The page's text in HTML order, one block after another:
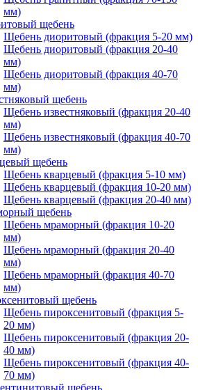
мм)
щебень
Щебень диоритовый (фракция 5-20 мм)
Щебень диоритовый (фракция 20-40
мм)
Щебень диоритовый (фракция 40-70
мм)
щебень
Щебень известняковый (фракция 20-40
мм)
Щебень известняковый (фракция 40-70
мм)
щебень
Щебень кварцевый (фракция 5-10 мм)
Щебень кварцевый (фракция 10-20 мм)
Щебень кварцевый (фракция 20-40 мм)
щебень
Щебень мраморный (фракция 10-20
мм)
Щебень мраморный (фракция 20-40
мм)
Щебень мраморный (фракция 40-70
мм)
щебень
Щебень пироксенитовый (фракция 5-
20 мм)
Щебень пироксенитовый (фракция 20-
40 мм)
Щебень пироксенитовый (фракция 40-
70 мм)
щебень